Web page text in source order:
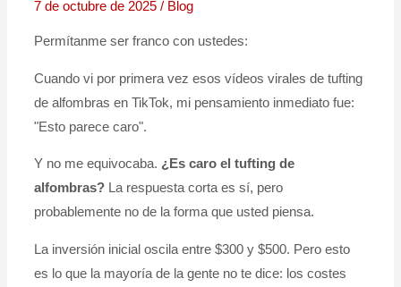
7 de octubre de 2025 / Blog
Permítanme ser franco con ustedes:
Cuando vi por primera vez esos vídeos virales de tufting
de alfombras en TikTok, mi pensamiento inmediato fue:
"Esto parece caro".
Y no me equivocaba. ¿Es caro el tufting de
alfombras?La respuesta corta es sí, pero
probablemente no de la forma que usted piensa.
La inversión inicial oscila entre $300 y $500. Pero esto
es lo que la mayoría de la gente no te dice: los costes